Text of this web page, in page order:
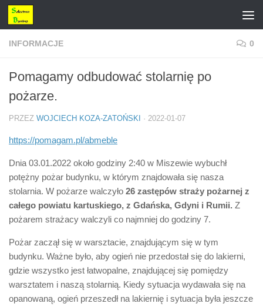
Przejdź do treści
INFORMACJE 0
Pomagamy odbudować stolarnię po
pożarze.
PRZEZ WOJCIECH KOZA-ZATOŃSKI · 2022-01-07
https://pomagam.pl/abmeble
Dnia 03.01.2022 około godziny 2:40 w Miszewie wybuchł
potężny pożar budynku, w którym znajdowała się nasza
stolarnia. W pożarze walczyło 26 zastępów straży pożarnej z
całego powiatu kartuskiego, z Gdańska, Gdyni i Rumii. Z
pożarem strażacy walczyli co najmniej do godziny 7.
Pożar zaczął się w warsztacie, znajdującym się w tym
budynku. Ważne było, aby ogień nie przedostał się do lakierni,
gdzie wszystko jest łatwopalne, znajdującej się pomiędzy
warsztatem i naszą stolarnią. Kiedy sytuacja wydawała się na
opanowaną, ogień przeszedł na lakiernię i sytuacja była jeszcze